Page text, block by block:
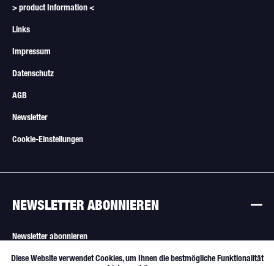
> product Information <
Links
Impressum
Datenschutz
AGB
Newsletter
Cookie-Einstellungen
NEWSLETTER ABONNIEREN
Newsletter abonnieren
Funktionale Aktiv
Diese Website verwendet Cookies, um Ihnen die bestmögliche Funktionalität